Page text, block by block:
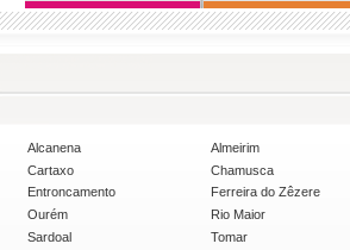
Alcanena
Almeirim
Cartaxo
Chamusca
Entroncamento
Ferreira do Zêzere
Ourém
Rio Maior
Sardoal
Tomar